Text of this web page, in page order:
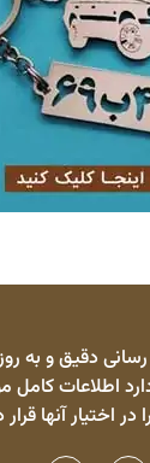
دقیق و به
اطلاعات کامل
اختیار آنها قرار